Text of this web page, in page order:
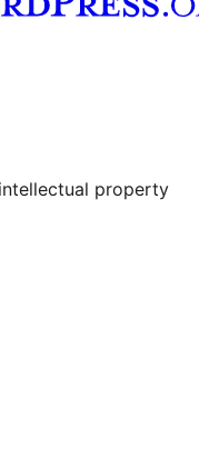
property